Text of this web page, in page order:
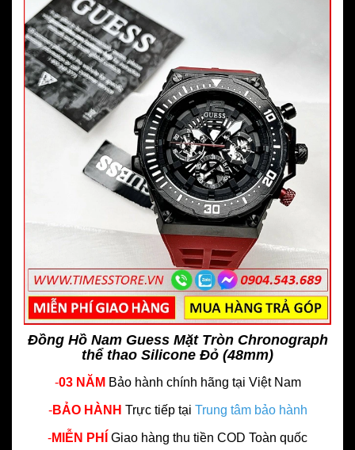
Đồng Hồ Nam Guess Mặt Tròn Chronograph
thể thao Silicone Đỏ (48mm)
-03 NĂM Bảo hành chính hãng tại Việt Nam
-BẢO HÀNH Trực tiếp tại Trung tâm bảo hành
-MIỄN PHÍ Giao hàng thu tiền COD Toàn quốc